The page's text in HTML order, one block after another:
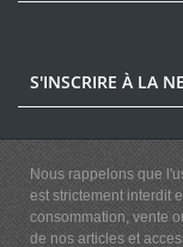
S'INSCRIRE À LA
Nous rappelons que
est strictement interdit
consommation, vente
de nos articles et